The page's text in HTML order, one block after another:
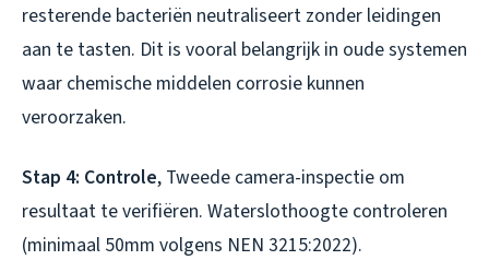
resterende bacteriën neutraliseert zonder leidingen
aan te tasten. Dit is vooral belangrijk in oude systemen
waar chemische middelen corrosie kunnen
veroorzaken.
Stap 4: Controle, Tweede camera-inspectie om
resultaat te verifiëren. Waterslothoogte controleren
(minimaal 50mm volgens NEN 3215:2022).